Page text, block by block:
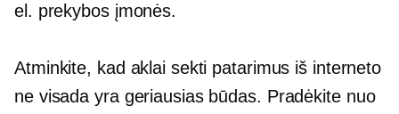
el. prekybos įmonės.
Atminkite, kad aklai sekti patarimus iš interneto
ne visada yra geriausias būdas. Pradėkite nuo